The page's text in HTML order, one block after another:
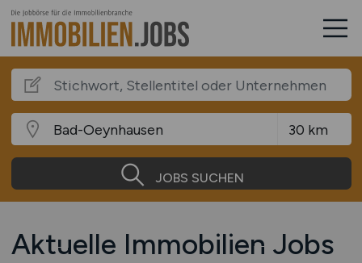
JOBS SUCHEN
Aktuelle Immobilien Jobs